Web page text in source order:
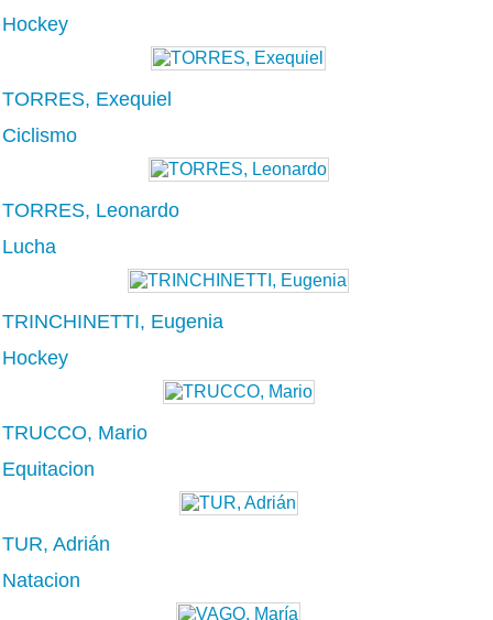
Hockey
TORRES, Exequiel
Ciclismo
TORRES, Leonardo
Lucha
TRINCHINETTI, Eugenia
Hockey
TRUCCO, Mario
Equitacion
TUR, Adrián
Natacion